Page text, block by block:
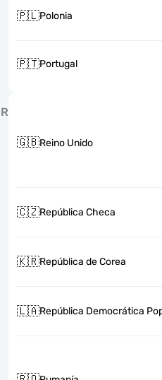
🇵🇱Polonia
🇵🇹Portugal
R
🇬🇧Reino Unido
🇨🇿República Checa
🇰🇷República de Corea
🇱🇦República Democrática